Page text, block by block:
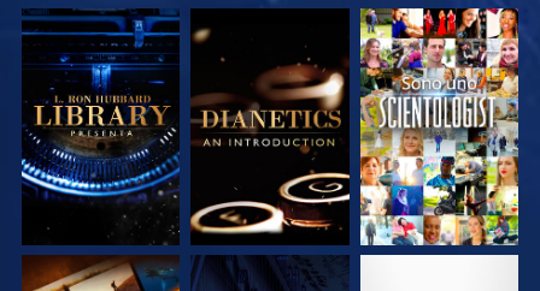
ESPLORA LE
SERIE
ESPLORA LE
SERIE
GUARDA